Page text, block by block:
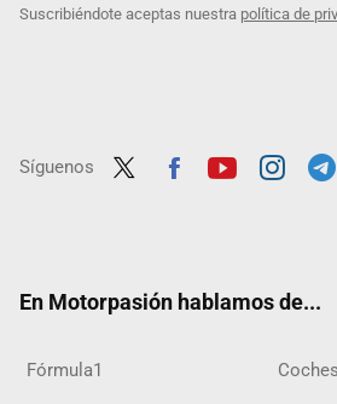
Suscribiéndote aceptas nuestra política de
Síguenos
En Motorpasión hablamos de...
Fórmula1